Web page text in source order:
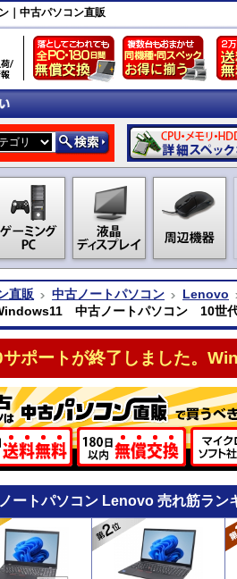
中古パソコン直販
直販 中古ノートパソコン Lenovo
中古ノートパソコン 10世
ポートが終了しました。
ノートパソコン Lenovo 売れ筋ラン